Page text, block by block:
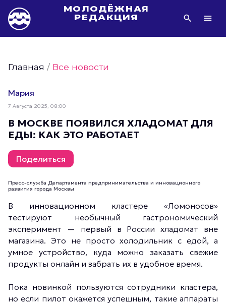
МОЛОДЁЖНАЯ
РЕДАКЦИЯ
Фотогалереи Молодёжи Москвы
Статьи Молодёжи Москвы
Молодёжь Москвы культурная
Молодёжь Москвы спортивная
Молодёжь Москвы в движении
Молодёжь Москвы здоровая
Молодёжь Москвы туристическая
Главная /Все новости
Мария
7 Августа 2025, 08:00
В МОСКВЕ ПОЯВИЛСЯ ХЛАДОМАТ ДЛЯ
ЕДЫ: КАК ЭТО РАБОТАЕТ
Поделиться
Пресс-служба Департамента предпринимательства и инновационного
развития города Москвы
В инновационном кластере «Ломоносов»
тестируют необычный гастрономический
эксперимент — первый в России хладомат вне
магазина. Это не просто холодильник с едой, а
умное устройство, куда можно заказать свежие
продукты онлайн и забрать их в удобное время.
Пока новинкой пользуются сотрудники кластера,
но если пилот окажется успешным, такие аппараты